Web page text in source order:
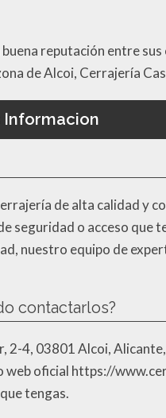
reputación entre
de Alcoi, Cerrajería
Informacion
de alta calidad y
o acceso que
nuestro equipo de
contactarlos?
4, 03801 Alcoi,
oficial https://
tengas.